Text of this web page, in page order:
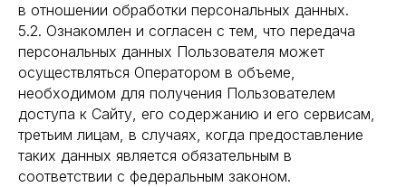
в отношении обработки персональных данных.
5.2. Ознакомлен и согласен с тем, что передача
персональных данных Пользователя может
осуществляться Оператором в объеме,
необходимом для получения Пользователем
доступа к Сайту, его содержанию и его сервисам,
третьим лицам, в случаях, когда предоставление
таких данных является обязательным в
соответствии с федеральным законом.